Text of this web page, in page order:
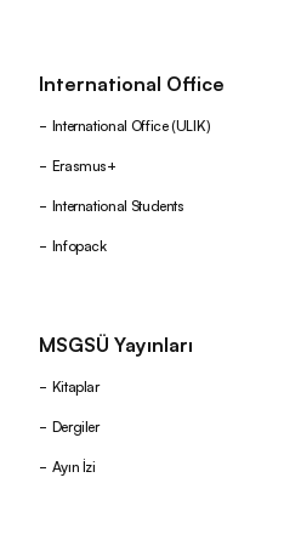
International Office
International Office (ULIK)
Erasmus+
International Students
Infopack
MSGSÜ Yayınları
Kitaplar
Dergiler
Ayın İzi